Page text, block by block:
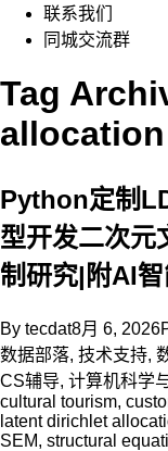
联系我们
同城交流群
Tag
allocation
Python定制
型开发二次元
制研究|附AI
By tecdat8月 6, 2026
数据部落, 技术支持,
CS辅导, 计算机科学
cultural tourism,
latent dirichlet
SEM, structural